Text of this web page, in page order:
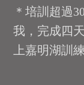
＊培訓超過
我，完成四
上嘉明湖訓